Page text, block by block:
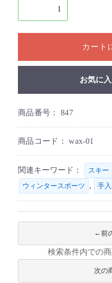
1個以上の数量を入力して
カート
お気に
商品番号： 847
商品コード：wax-01
関連キーワード： スキー
ウィンタースポーツ , 手
前
検索条件内での
次の